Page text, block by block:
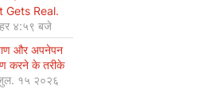
Gets Real.
४:५९ बजे
और अपनेपन
करने के तरीके
जुल. १५ २०२६